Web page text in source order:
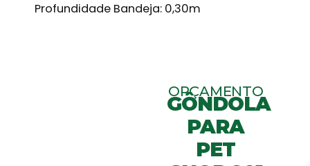
Profundidade Bandeja: 0,30m
ORÇAMENTO
GÔNDOLA
PARA
PET